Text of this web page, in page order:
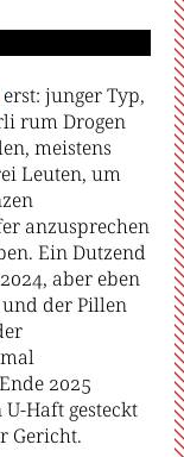
erst: junger Typ,
rum Drogen
meistens
Leuten, um
anzusprechen
Ein Dutzend
aber eben
der Pillen
2025
Haft gesteckt
Gericht.